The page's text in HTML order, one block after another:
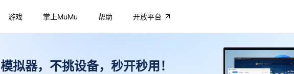
游戏 掌上MuMu 帮助 开放平台
拟器，不挑设备，秒开秒用！